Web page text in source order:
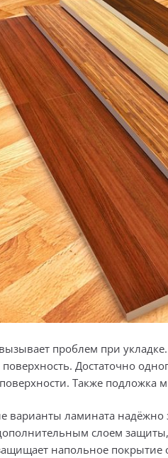
проблем при
поверхность. Достаточно
Также подложка
варианты ламината надёжно
слоем
напольное